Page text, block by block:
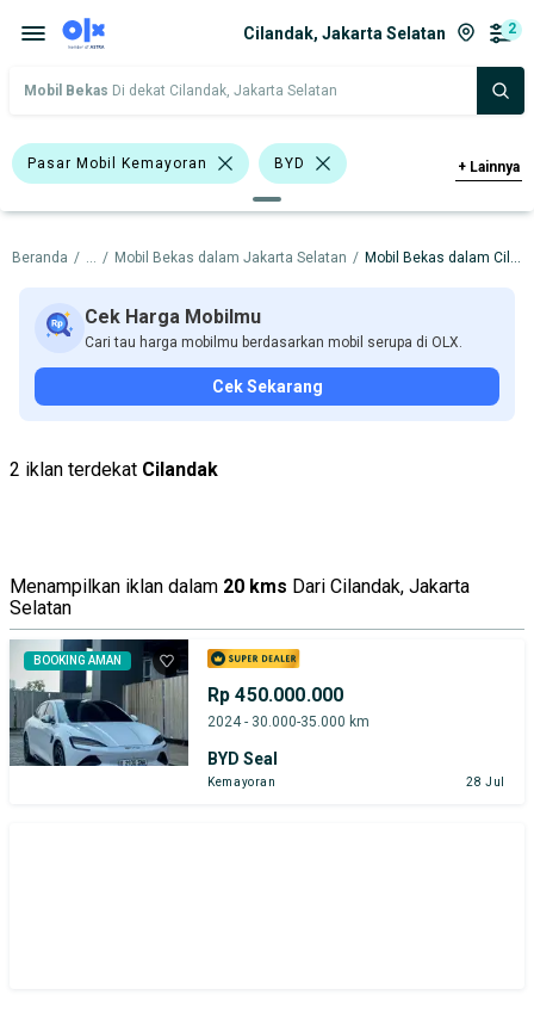
Cilandak, Jakarta Selatan 2
Mobil Bekas Di dekat Cilandak, Jakarta Selatan
Pasar Mobil Kemayoran BYD
Harga Merek Dan Model Tahun
Tipe Bodi Tipe Membership
+ Lainnya
Beranda / ... / Mobil Bekas dalam Jakarta Selatan / Mobil Bekas dalam Cilandak
Cek Harga Mobilmu
Cari tau harga mobilmu berdasarkan mobil serupa di OLX.
Cek Sekarang
2 iklan terdekat Cilandak
Menampilkan iklan dalam 20 kms Dari Cilandak, Jakarta
Selatan
BOOKING AMAN
Rp 450.000.000
2024 - 30.000-35.000 km
BYD Seal
Kemayoran 28 Jul